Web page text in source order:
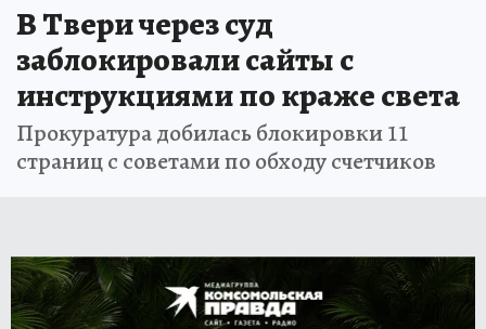
В Твери через суд
заблокировали сайты с
инструкциями по краже света
Прокуратура добилась блокировки 11
страниц с советами по обходу счетчиков